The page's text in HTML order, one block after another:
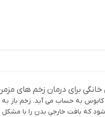
برای درمان زخم های
به حساب می آید. زخم باز
که بافت خارجی بدن را با مشکل